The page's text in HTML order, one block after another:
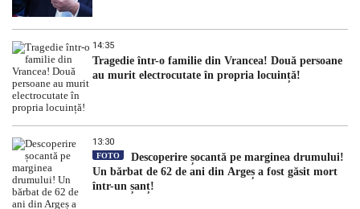
14:35
Tragedie într-o familie din Vrancea! Două persoane
au murit electrocutate în propria locuință!
13:30
FOTO
Descoperire șocantă pe marginea drumului!
Un bărbat de 62 de ani din Argeș a fost găsit mort
într-un șanț!